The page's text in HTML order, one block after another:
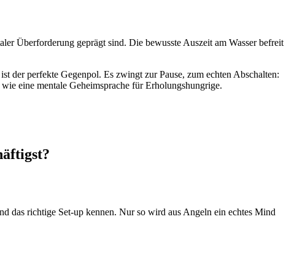
Überforderung geprägt sind. Die bewusste Auszeit am Wasser befreit
der perfekte Gegenpol. Es zwingt zur Pause, zum echten Abschalten:
eine mentale Geheimsprache für Erholungshungrige.
das richtige Set-up kennen. Nur so wird aus Angeln ein echtes Mind